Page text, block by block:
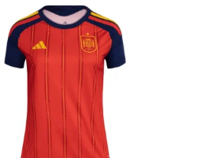
na
strani
izdelka